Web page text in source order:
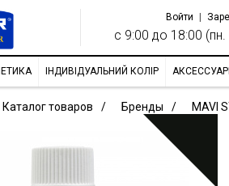
Войти
с 9:00 до 18:00 (пн.
ІНДИВІДУАЛЬНИЙ КОЛІР
Каталог товаров Бренды MAVI